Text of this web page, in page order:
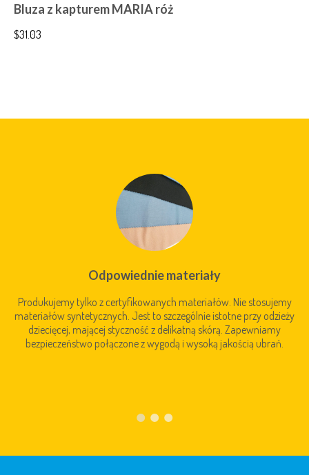
Bluza z kapturem MARIA róż
$31.03
Odpowiednie materiały
Produkujemy tylko z certyfikowanych materiałów. Nie stosujemy
materiałów syntetycznych. Jest to szczególnie istotne przy odzieży
dziecięcej, mającej styczność z delikatną skórą. Zapewniamy
bezpieczeństwo połączone z wygodą i wysoką jakością ubrań.